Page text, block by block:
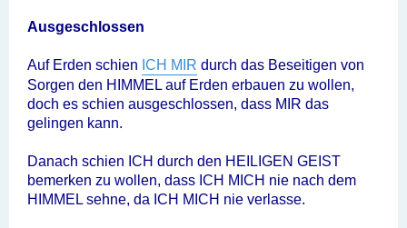
Ausgeschlossen
Auf Erden schien ICH MIR durch das Beseitigen von
Sorgen den HIMMEL auf Erden erbauen zu wollen,
doch es schien ausgeschlossen, dass MIR das
gelingen kann.
Danach schien ICH durch den HEILIGEN GEIST
bemerken zu wollen, dass ICH MICH nie nach dem
HIMMEL sehne, da ICH MICH nie verlasse.